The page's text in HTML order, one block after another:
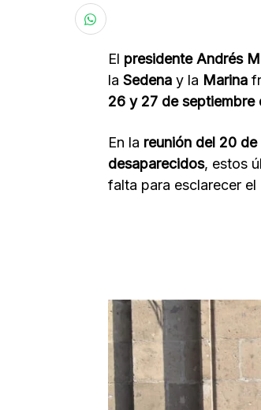
El presidente Andrés
la Sedena y la Marina
26 y 27 de septiembre
En la reunión del 20
desaparecidos, estos
falta para esclarecer